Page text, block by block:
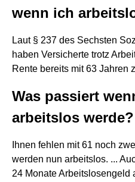
wenn ich
Laut § 237 des Sechsten
haben Versicherte trotz
Rente bereits mit 63 Jahren
Was passiert
arbeitslos werde?
Ihnen fehlen mit 61 noch
werden nun arbeitslos. ...
24 Monate Arbeitslosengeld